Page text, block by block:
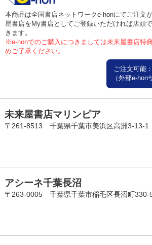
本商品は全国書店ネットワークe-honにてご注文
屋書店をMy書店としてご登録いただければ店頭
きます。
※e-honでのご購入につきましては未来屋書店特
めご了承ください。
ご注文可能
（外部e-hon
未来屋書店マリンピア
〒261-8513 千葉県千葉市美浜区高洲3-13-1
アシーネ千葉長沼
〒263-0005 千葉県千葉市稲毛区長沼町330-